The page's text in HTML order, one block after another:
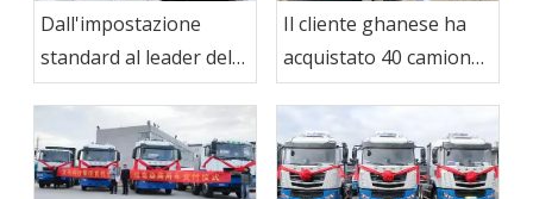
Dall'impostazione
standard al leader del
settore:
l'autobetoniera CAMC
Il cliente ghanese ha
acquistato 40 camion
CAMC